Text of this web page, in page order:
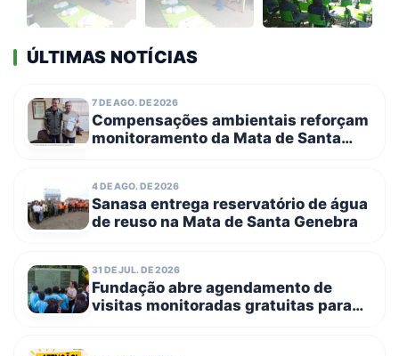
ÚLTIMAS NOTÍCIAS
7 DE AGO. DE 2026
Compensações ambientais reforçam
monitoramento da Mata de Santa
4 DE AGO. DE 2026
Sanasa entrega reservatório de água
de reuso na Mata de Santa Genebra
31 DE JUL. DE 2026
Fundação abre agendamento de
visitas monitoradas gratuitas para